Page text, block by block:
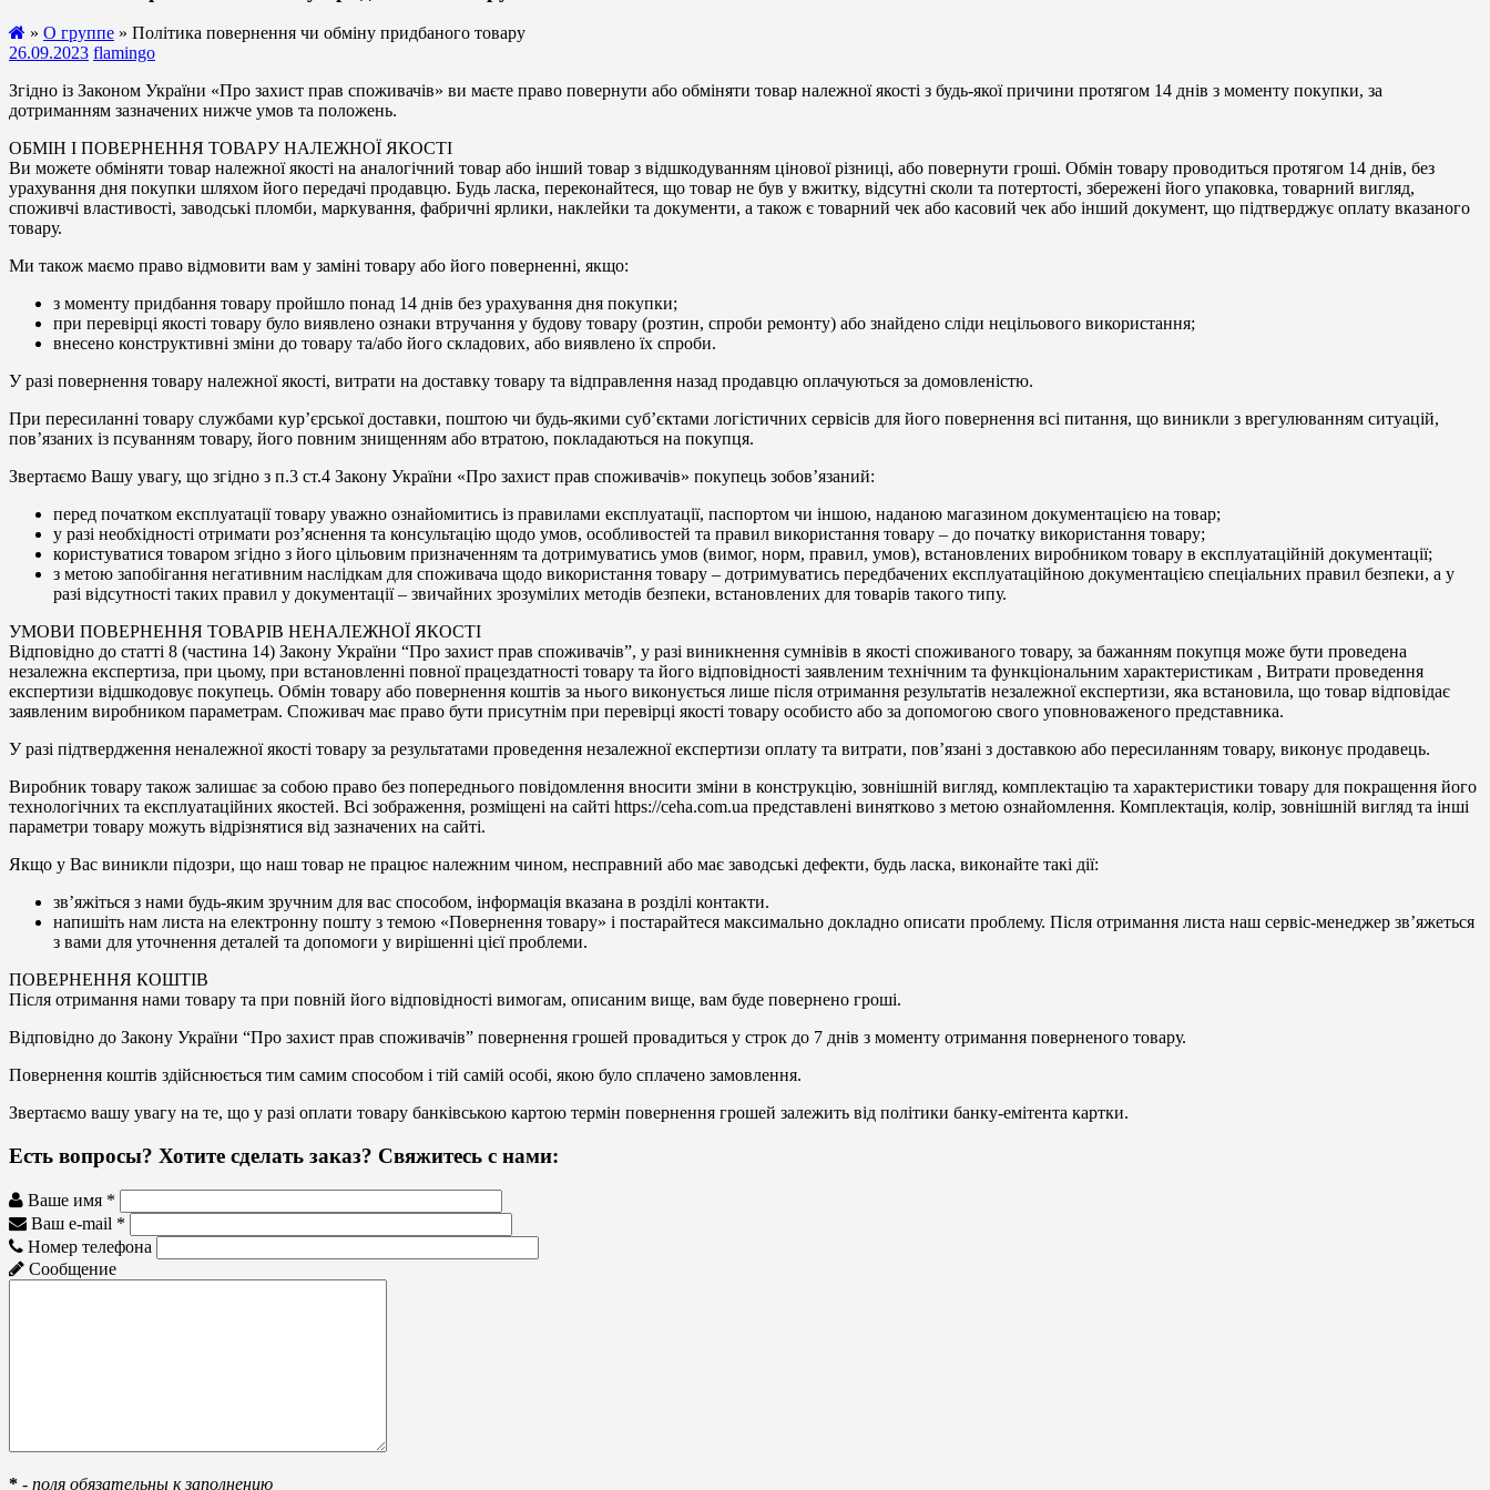
» О группе » Політика повернення чи обміну придбаного товару
26.09.2023 flamingo
Згідно із Законом України «Про захист прав споживачів» ви маєте право повернути або обміняти товар належної якості з будь-якої причини протягом 14 днів з моменту покупки, за
дотриманням зазначених нижче умов та положень.
ОБМІН І ПОВЕРНЕННЯ ТОВАРУ НАЛЕЖНОЇ ЯКОСТІ
Ви можете обміняти товар належної якості на аналогічний товар або інший товар з відшкодуванням цінової різниці, або повернути гроші. Обмін товару проводиться протягом 14 днів, без
урахування дня покупки шляхом його передачі продавцю. Будь ласка, переконайтеся, що товар не був у вжитку, відсутні сколи та потертості, збережені його упаковка, товарний вигляд,
споживчі властивості, заводські пломби, маркування, фабричні ярлики, наклейки та документи, а також є товарний чек або касовий чек або інший документ, що підтверджує оплату вказаного
товару.
Ми також маємо право відмовити вам у заміні товару або його поверненні, якщо:
з моменту придбання товару пройшло понад 14 днів без урахування дня покупки;
при перевірці якості товару було виявлено ознаки втручання у будову товару (розтин, спроби ремонту) або знайдено сліди нецільового використання;
внесено конструктивні зміни до товару та/або його складових, або виявлено їх спроби.
У разі повернення товару належної якості, витрати на доставку товару та відправлення назад продавцю оплачуються за домовленістю.
При пересиланні товару службами кур’єрської доставки, поштою чи будь-якими суб’єктами логістичних сервісів для його повернення всі питання, що виникли з врегулюванням ситуацій,
пов’язаних із псуванням товару, його повним знищенням або втратою, покладаються на покупця.
Звертаємо Вашу увагу, що згідно з п.3 ст.4 Закону України «Про захист прав споживачів» покупець зобов’язаний:
перед початком експлуатації товару уважно ознайомитись із правилами експлуатації, паспортом чи іншою, наданою магазином документацією на товар;
у разі необхідності отримати роз’яснення та консультацію щодо умов, особливостей та правил використання товару – до початку використання товару;
користуватися товаром згідно з його цільовим призначенням та дотримуватись умов (вимог, норм, правил, умов), встановлених виробником товару в експлуатаційній документації;
з метою запобігання негативним наслідкам для споживача щодо використання товару – дотримуватись передбачених експлуатаційною документацією спеціальних правил безпеки, а у
разі відсутності таких правил у документації – звичайних зрозумілих методів безпеки, встановлених для товарів такого типу.
УМОВИ ПОВЕРНЕННЯ ТОВАРІВ НЕНАЛЕЖНОЇ ЯКОСТІ
Відповідно до статті 8 (частина 14) Закону України “Про захист прав споживачів”, у разі виникнення сумнівів в якості споживаного товару, за бажанням покупця може бути проведена
незалежна експертиза, при цьому, при встановленні повної працездатності товару та його відповідності заявленим технічним та функціональним характеристикам , Витрати проведення
експертизи відшкодовує покупець. Обмін товару або повернення коштів за нього виконується лише після отримання результатів незалежної експертизи, яка встановила, що товар відповідає
заявленим виробником параметрам. Споживач має право бути присутнім при перевірці якості товару особисто або за допомогою свого уповноваженого представника.
У разі підтвердження неналежної якості товару за результатами проведення незалежної експертизи оплату та витрати, пов’язані з доставкою або пересиланням товару, виконує продавець.
Виробник товару також залишає за собою право без попереднього повідомлення вносити зміни в конструкцію, зовнішній вигляд, комплектацію та характеристики товару для покращення його
технологічних та експлуатаційних якостей. Всі зображення, розміщені на сайті https://ceha.com.ua представлені винятково з метою ознайомлення. Комплектація, колір, зовнішній вигляд та інші
параметри товару можуть відрізнятися від зазначених на сайті.
Якщо у Вас виникли підозри, що наш товар не працює належним чином, несправний або має заводські дефекти, будь ласка, виконайте такі дії:
зв’яжіться з нами будь-яким зручним для вас способом, інформація вказана в розділі контакти.
напишіть нам листа на електронну пошту з темою «Повернення товару» і постарайтеся максимально докладно описати проблему. Після отримання листа наш сервіс-менеджер зв’яжеться
з вами для уточнення деталей та допомоги у вирішенні цієї проблеми.
ПОВЕРНЕННЯ КОШТІВ
Після отримання нами товару та при повній його відповідності вимогам, описаним вище, вам буде повернено гроші.
Відповідно до Закону України “Про захист прав споживачів” повернення грошей провадиться у строк до 7 днів з моменту отримання поверненого товару.
Повернення коштів здійснюється тим самим способом і тій самій особі, якою було сплачено замовлення.
Звертаємо вашу увагу на те, що у разі оплати товару банківською картою термін повернення грошей залежить від політики банку-емітента картки.
Есть вопросы? Хотите сделать заказ? Свяжитесь с нами:
Ваше имя *
Ваш e-mail *
Номер телефона
Сообщение
* - поля обязательны к заполнению